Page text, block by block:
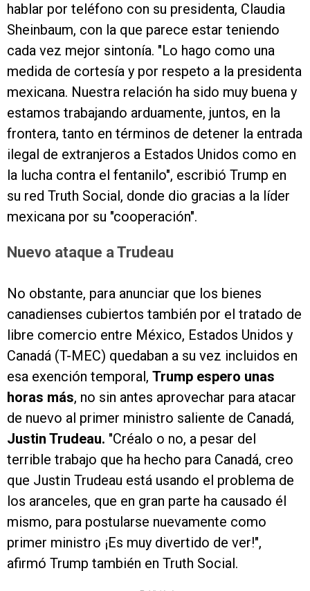
hablar por teléfono con su presidenta, Claudia
Sheinbaum, con la que parece estar teniendo
cada vez mejor sintonía. "Lo hago como una
medida de cortesía y por respeto a la presidenta
mexicana. Nuestra relación ha sido muy buena y
estamos trabajando arduamente, juntos, en la
frontera, tanto en términos de detener la entrada
ilegal de extranjeros a Estados Unidos como en
la lucha contra el fentanilo", escribió Trump en
su red Truth Social, donde dio gracias a la líder
mexicana por su "cooperación".
Nuevo ataque a Trudeau
No obstante, para anunciar que los bienes
canadienses cubiertos también por el tratado de
libre comercio entre México, Estados Unidos y
Canadá (T-MEC) quedaban a su vez incluidos en
esa exención temporal, Trump espero unas
horas más, no sin antes aprovechar para atacar
de nuevo al primer ministro saliente de Canadá,
Justin Trudeau. "Créalo o no, a pesar del
terrible trabajo que ha hecho para Canadá, creo
que Justin Trudeau está usando el problema de
los aranceles, que en gran parte ha causado él
mismo, para postularse nuevamente como
primer ministro ¡Es muy divertido de ver!",
afirmó Trump también en Truth Social.